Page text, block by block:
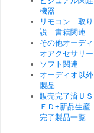
機器
リモコン 取り
説 書籍関連
その他オーディ
オアクセサリー
ソフト関連
オーディオ以外
製品
販売完了済ＵＳ
ＥＤ+新品生産
完了製品一覧